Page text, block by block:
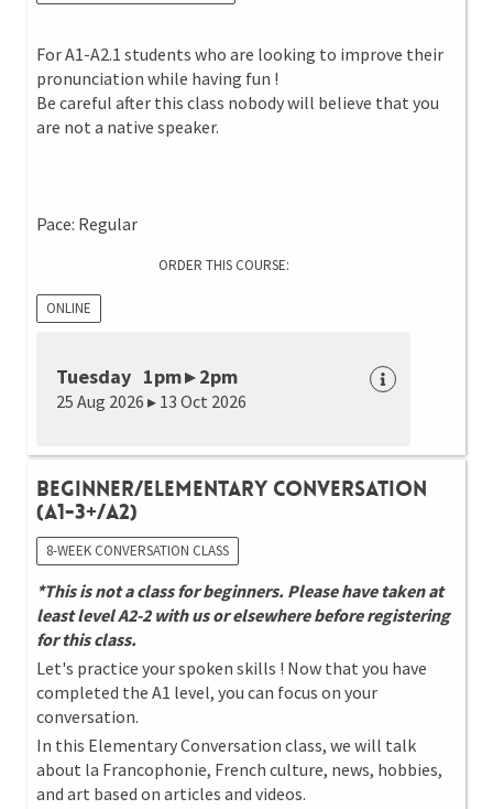
For A1-A2.1 students who are looking to improve their
pronunciation while having fun !
Be careful after this class nobody will believe that you
are not a native speaker.
Pace: Regular
ORDER THIS COURSE:
ONLINE
Tuesday 1pm ▸ 2pm
25 Aug 2026 ▸ 13 Oct 2026
Beginner/Elementary Conversation
(A1-3+/A2)
8-WEEK CONVERSATION CLASS
*This is not a class for beginners. Please have taken at
least level A2-2 with us or elsewhere before registering
for this class.
Let's practice your spoken skills ! Now that you have
completed the A1 level, you can focus on your
conversation.
In this Elementary Conversation class, we will talk
about la Francophonie, French culture, news, hobbies,
and art based on articles and videos.